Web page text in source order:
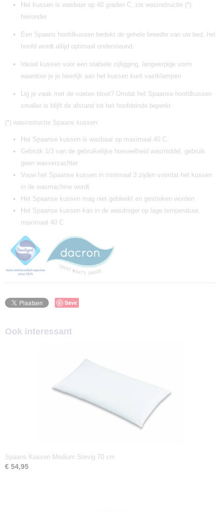
Het kussen is wasbaar op 40 graden C, zie wasinstructie (*)
hieronder
Een Spaans hoofdkussen bedekt de gehele breedte van uw bed, het
hoofd wordt altijd optimaal ondersteund.
Ideaal kussen voor een stabiele zijligging, langwerpige vorm
waardoor je je heerlijk aan het kussen kunt vastklampen
Lig je vaak met de voeten bloot? Omdat het Spaanse hoofdkussen
smaller is blijft de afstand tot het hoofdeinde beperkt
(*) wasinstructie Spaans kussen:
Het Spaanse kussen is wasbaar op maximaal 40 C.
Gebruik 1/3 van de gebruikelijke hoeveelheid wasmiddel, gebruik
geen wasverzachter
Vouw het Spaanse kussen in minimaal 3 zijden voordat het kussen
in de wasmachine wordt
Het Spaanse kussen mag niet gebleekt en gestreken worden
Het Spaanse kussen kan in de wasdroger op lage temperatuur,
maximaal 40 C.
Save
Ook interessant
Spaans Kussen Medium Stevig 70 cm
€ 54,95